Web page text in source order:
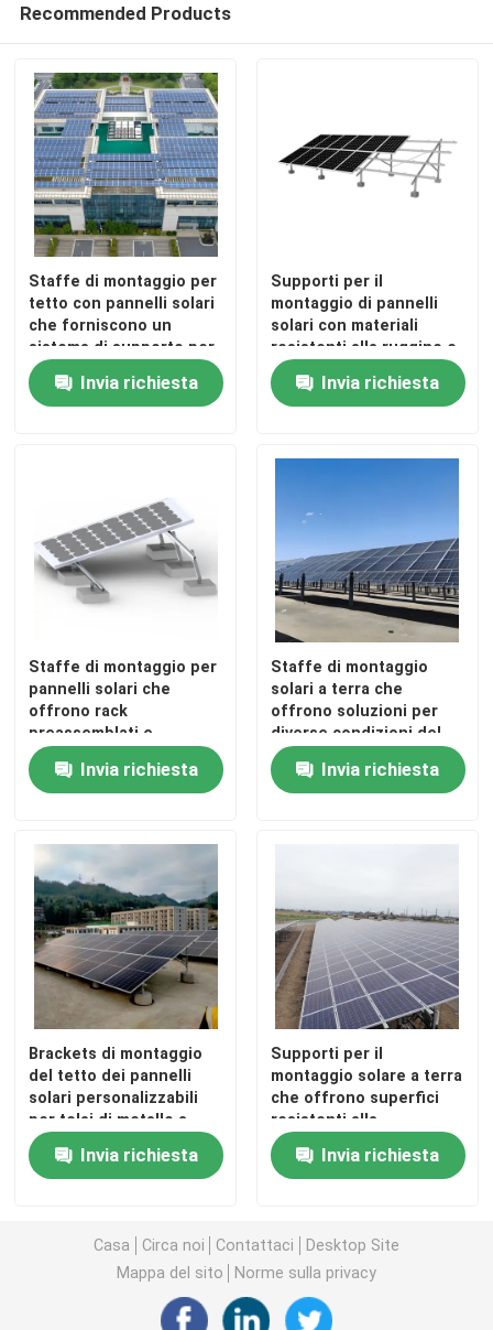
Casa
Prodotti
Circa noi
Giro della fabbrica
Contattici
Richieda una citazione
Sistema del montaggio di pannello solare
Supporti di attacco del pannello solare
Recommended Products
Staffe di montaggio per
tetto con pannelli solari
che forniscono un
sistema di supporto per
pannelli solari con
minima penetrazione del
Invia richiesta
Supporti per il
montaggio di pannelli
solari con materiali
resistenti alla ruggine e
servizi di
personalizzazione OEM
Invia richiesta
Staffe di montaggio per
pannelli solari che
offrono rack
preassemblati e
supporto con trave in
acciaio C resistente per
il montaggio di array di
Invia richiesta
Staffe di montaggio
solari a terra che
offrono soluzioni per
diverse condizioni del
suolo e installazioni di
impianti fotovoltaici su
larga scala
Invia richiesta
Brackets di montaggio
del tetto dei pannelli
solari personalizzabili
per telai di metallo a
bassa pendenza piatta,
telai di telai inclinati e
strutture di tetto
Invia richiesta
Supporti per il
montaggio solare a terra
che offrono superfici
resistenti alla
corrosione e un servizio
prolungatoInvia richiesta
Casa Circa noi Contattaci
Desktop Site
Mappa del sito
Norme sulla privacy